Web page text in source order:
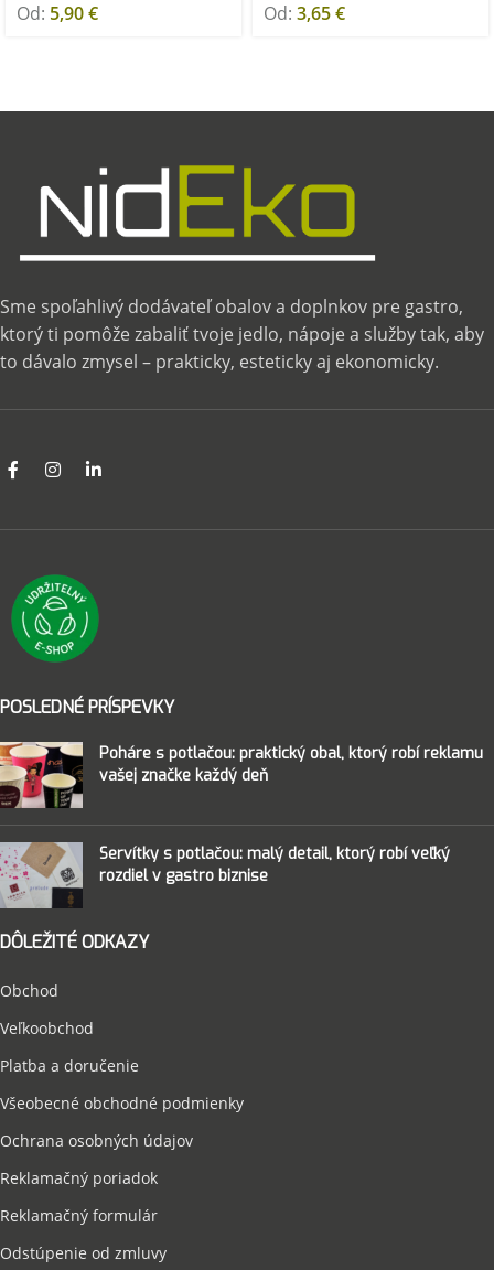
Od: 5,90€ Od: 3,65€
Sme spoľahlivý dodávateľ obalov a doplnkov pre gastro,
ktorý ti pomôže zabaliť tvoje jedlo, nápoje a služby tak, aby
to dávalo zmysel – prakticky, esteticky aj ekonomicky.
POSLEDNÉ PRÍSPEVKY
Poháre s potlačou: praktický obal, ktorý robí reklamu
vašej značke každý deň
Servítky s potlačou: malý detail, ktorý robí veľký
rozdiel v gastro biznise
DÔLEŽITÉ ODKAZY
Obchod
Veľkoobchod
Platba a doručenie
Všeobecné obchodné podmienky
Ochrana osobných údajov
Reklamačný poriadok
Reklamačný formulár
Odstúpenie od zmluvy